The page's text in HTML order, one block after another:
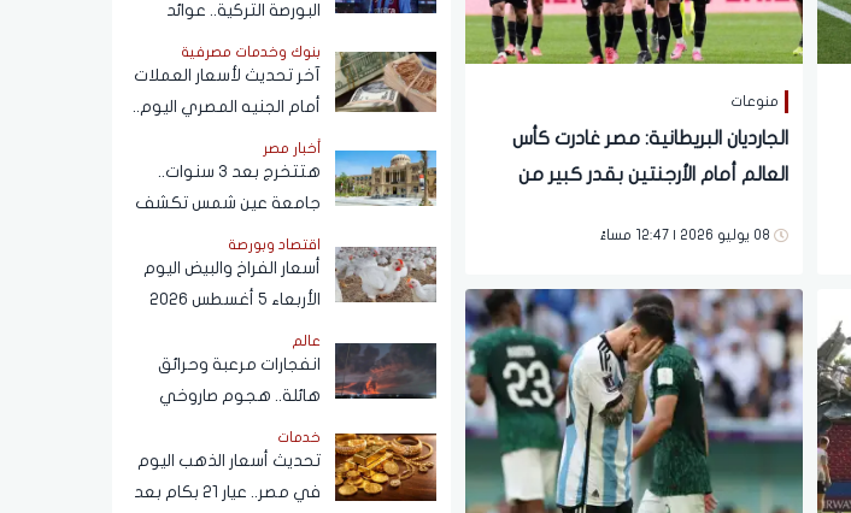
منوعات
الجارديان البريطانية: مصر غادرت كأس
العالم أمام الأرجنتين بقدر كبير من
08 يوليو 2026 | 12:47 مساءً
البورصة التركية.. عوائد
انتقال الفرعون المصري
لـ"طرابزون" تتجاوز
المستطيل الأخضر
بنوك وخدمات مصرفية
آخر تحديث لأسعار العملات
أمام الجنيه المصري اليوم..
ومفاجأة بشأن سعر الدولار
قريبًا
أخبار مصر
هتتخرج بعد 3 سنوات..
جامعة عين شمس تكشف
حقيقة تعديل مدة الدراسة
بكلية تجارة
اقتصاد وبورصة
أسعار الفراخ والبيض اليوم
الأربعاء 5 أغسطس 2026
عالم
انفجارات مرعبة وحرائق
هائلة.. هجوم صاروخي
روسي مكثف يستهدف
كييف
خدمات
تحديث أسعار الذهب اليوم
في مصر.. عيار 21 بكام بعد